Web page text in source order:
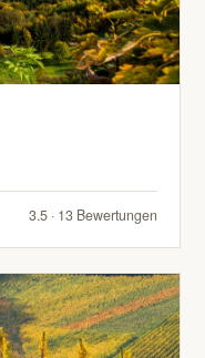
3.5 · 13 Bewertungen